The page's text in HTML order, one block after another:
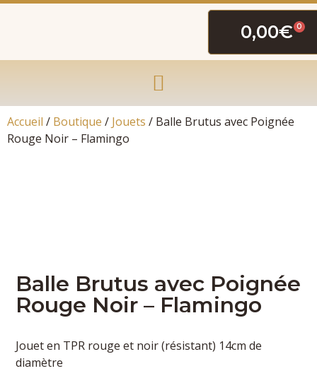
0,00€ 0
Accueil / Boutique / Jouets / Balle Brutus avec Poignée
Rouge Noir – Flamingo
Balle Brutus avec Poignée
Rouge Noir – Flamingo
Jouet en TPR rouge et noir (résistant) 14cm de
diamètre